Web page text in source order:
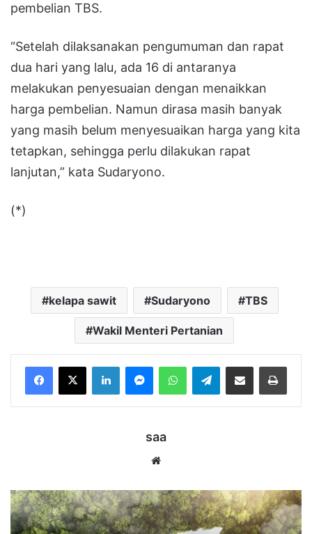
pembelian TBS.
“Setelah dilaksanakan pengumuman dan rapat
dua hari yang lalu, ada 16 di antaranya
melakukan penyesuaian dengan menaikkan
harga pembelian. Namun dirasa masih banyak
yang masih belum menyesuaikan harga yang kita
tetapkan, sehingga perlu dilakukan rapat
lanjutan,” kata Sudaryono.
(*)
kelapa sawit Sudaryono TBS
Wakil Menteri Pertanian
LinkedInMessengerWhatsAppTelegramBagikan melalui Email Cetak
saa